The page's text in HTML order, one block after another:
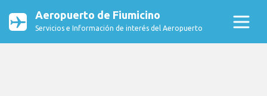
Aeropuerto de Fiumicino
Servicios e Información de interés del Aeropuerto